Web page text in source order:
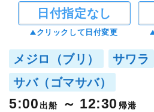
日付指定なし
クリックして日付変更
メジロ（ブリ）
サワラ
サバ（ゴマサバ）
5:00 出船 12:30 帰港